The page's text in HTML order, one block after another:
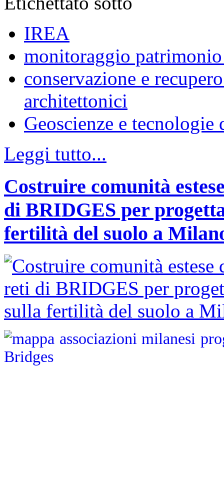
IREA
monitoraggio
conservazione e
architettonici
Geoscienze e
Leggi tutto...
Costruire comunità
di BRIDGES per
fertilità del suolo a